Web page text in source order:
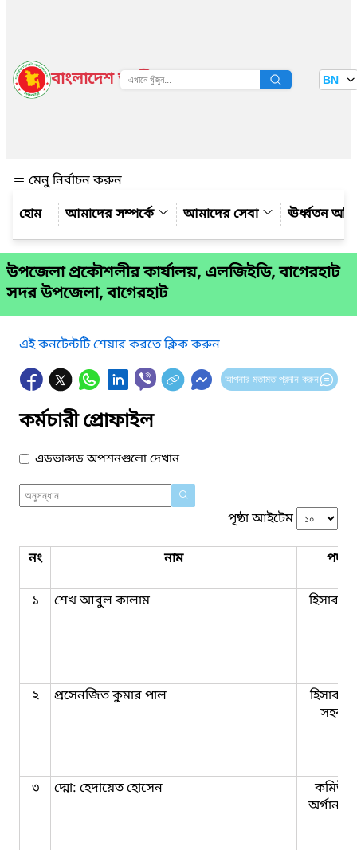
বাংলাদেশ জাতীয় তথ্য বাতায়ন BN
মেনু নির্বাচন করুন
আমাদের সম্পর্কে
আমাদের সেবা ঊর্ধ্বতন
উপজেলা প্রকৌশলীর কার্যালয়, এলজিইডি, বাগেরহাট
সদর উপজেলা, বাগেরহাট
এই কনটেন্টটি শেয়ার করতে ক্লিক করুন
আপনার মতামত প্রদান করুন
কর্মচারী প্রোফাইল
এডভান্সড অপশনগুলো দেখান
পৃষ্ঠা আইটেম
নং নাম পদবি
১ শেখ আবুল কালাম হিসাব
২ প্রসেনজিত কুমার পাল
হিসাব
৩ দ্মো: হেদায়েত হোসেন